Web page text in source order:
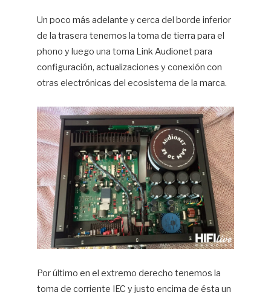
Un poco más adelante y cerca del borde inferior
de la trasera tenemos la toma de tierra para el
phono y luego una toma Link Audionet para
configuración, actualizaciones y conexión con
otras electrónicas del ecosistema de la marca.
Por último en el extremo derecho tenemos la
toma de corriente IEC y justo encima de ésta un